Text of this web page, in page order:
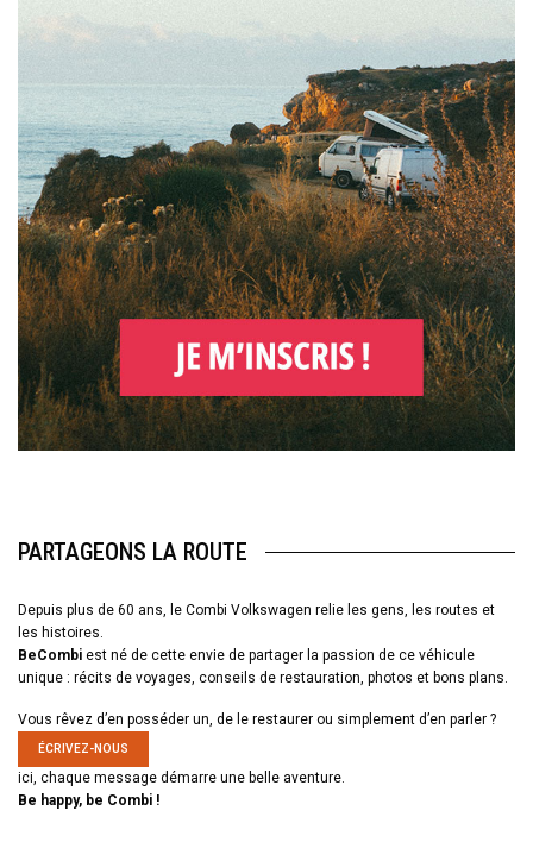
PARTAGEONS LA ROUTE
Depuis plus de 60 ans, le Combi Volkswagen relie les gens, les routes et
les histoires.
BeCombi est né de cette envie de partager la passion de ce véhicule
unique : récits de voyages, conseils de restauration, photos et bons plans.
Vous rêvez d’en posséder un, de le restaurer ou simplement d’en parler ?
ÉCRIVEZ-NOUS
ici, chaque message démarre une belle aventure.
Be happy, be Combi !